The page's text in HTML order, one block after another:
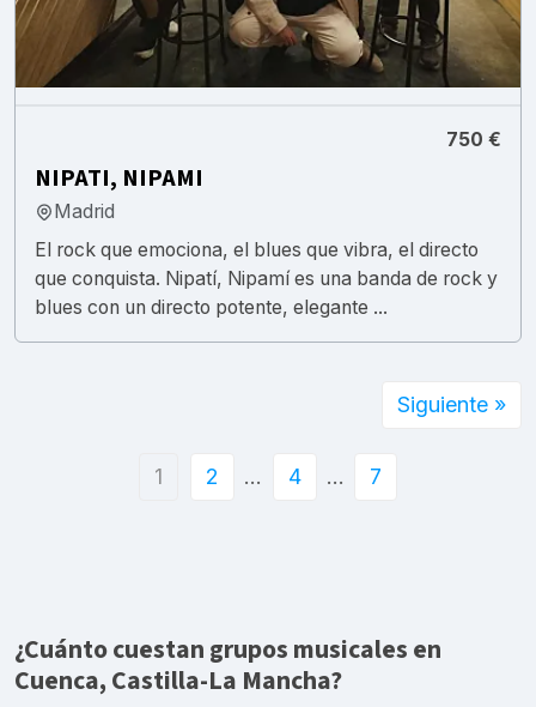
750 €
NIPATI, NIPAMI
Madrid
El rock que emociona, el blues que vibra, el directo
que conquista. Nipatí, Nipamí es una banda de rock y
blues con un directo potente, elegante ...
1 2 … 4 … 7
Siguiente »
¿Cuánto cuestan grupos musicales en
Cuenca, Castilla-La Mancha?